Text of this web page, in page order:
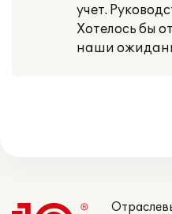
учет.
Хотелось бы
наши